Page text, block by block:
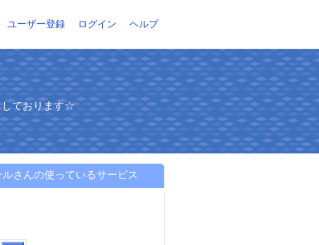
ユーザー登録 ログイン ヘルプ
しております☆
さんの使っているサービス